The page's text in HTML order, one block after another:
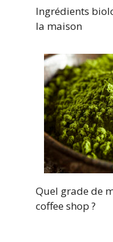
Ingrédients
la maison
Quel grade de
coffee shop ?